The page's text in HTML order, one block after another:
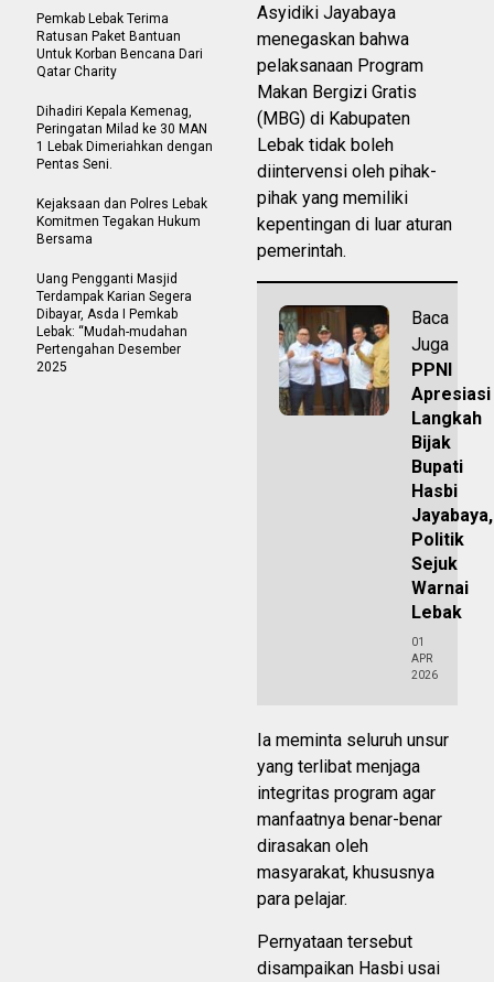
Asyidiki Jayabaya
menegaskan bahwa
pelaksanaan Program
Makan Bergizi Gratis
(MBG) di Kabupaten
Lebak tidak boleh
diintervensi oleh pihak-
pihak yang memiliki
kepentingan di luar aturan
pemerintah.
Baca
Juga
PPNI
Apresiasi
Langkah
Bijak
Bupati
Hasbi
Jayabaya,
Politik
Sejuk
Warnai
Lebak
01
APR
2026
Ia meminta seluruh unsur
yang terlibat menjaga
integritas program agar
manfaatnya benar-benar
dirasakan oleh
masyarakat, khususnya
para pelajar.
Pernyataan tersebut
disampaikan Hasbi usai
Pemkab Lebak Terima
Ratusan Paket Bantuan
Untuk Korban Bencana Dari
Qatar Charity
Dihadiri Kepala Kemenag,
Peringatan Milad ke 30 MAN
1 Lebak Dimeriahkan dengan
Pentas Seni.
Kejaksaan dan Polres Lebak
Komitmen Tegakan Hukum
Bersama
Uang Pengganti Masjid
Terdampak Karian Segera
Dibayar, Asda I Pemkab
Lebak: “Mudah-mudahan
Pertengahan Desember
2025